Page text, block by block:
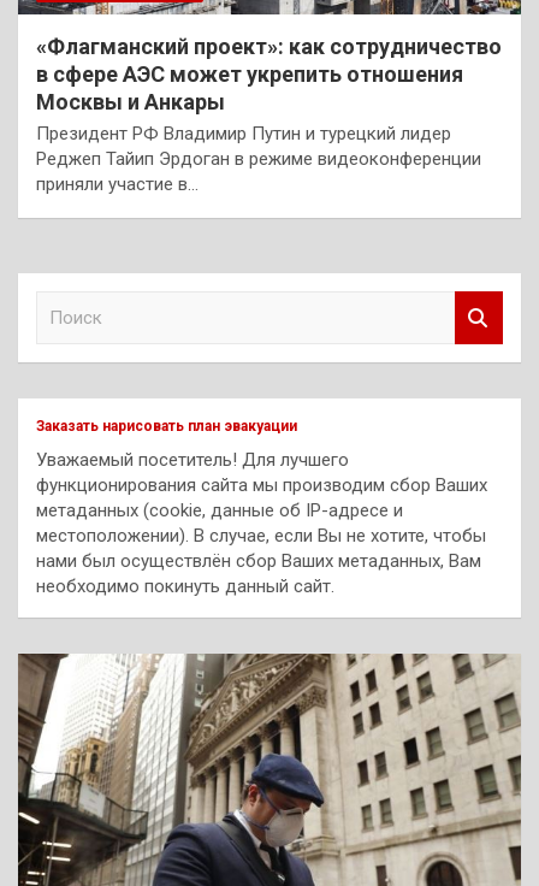
«Флагманский проект»: как сотрудничество
в сфере АЭС может укрепить отношения
Москвы и Анкары
Президент РФ Владимир Путин и турецкий лидер
Реджеп Тайип Эрдоган в режиме видеоконференции
приняли участие в…
к
Заказать нарисовать план эвакуации
Уважаемый посетитель! Для лучшего
функционирования сайта мы производим сбор Ваших
метаданных (cookie, данные об IP-адресе и
местоположении). В случае, если Вы не хотите, чтобы
нами был осуществлён сбор Ваших метаданных, Вам
необходимо покинуть данный сайт.